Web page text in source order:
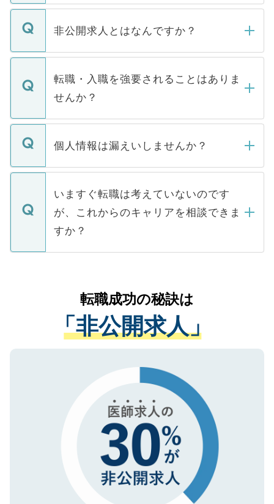
ご登録いただきましたら、弊社担当者がご
登録内容を確認し、その後メールもしくは
ます。通常、5営業日以内にはご連絡をせて
いただきますので、しばらくお待ちくださ
非公開求人とはなんですか？
マイナビDOCTORで取り扱っている求人の
うち約3割は、Webサイトからご覧いただ
けない「非公開求人」です。非公開求人は
下記の理由によって、一般には公開してい
ません。
■応募殺到を避けるため 人気のある医療機
関を公にしてしまうと、応募が殺到する場
に、医療機関が求める条件に合った人材の
みを人材紹介会社に依頼するケースが増え
ています。
転職・入職を強要されることはありま
せんか？
転職・入職を強要することは一切ありませ
ん。また、仮に応募先から内定をいただい
定を承諾する必要はありません。内定先へ
の辞退の連絡はキャリアパートナーが行い
個人情報は漏えいしませんか？
個人情報が漏えいすることはありませんの
で、ご安心ください。当サイトからの登録
などで収集したご登録者様の個人情報は、
ご本人のキャリアアップおよび転職活動の
支援を目的に使用いたします。お預かりし
ているすべての個人データはご本人の許可
は、個人情報の取り扱いについての厳密な
管理基準を満たした事業者のみに付与され
る、プライバシーマークを取得済みです。
で、機密保持に関してもご安心ください。
いますぐ転職は考えていないのです
が、これからのキャリアを相談できま
すか？
かがいして、現在の医療機関の状況や紹介
経験をまじえながら、適切なアドバイスを
させていただきます。すぐにご転職をされ
ない方には、長期的なサポートが可能です
ので、まずはご登録ください。
転職成功の秘訣は
「非公開求人」